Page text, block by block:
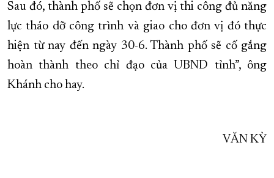
Sau đó, thành phố sẽ chọn đơn vị thi công đủ năng
lực tháo dỡ công trình và giao cho đơn vị đó thực
hiện từ nay đến ngày 30-6. Thành phố sẽ cố gắng
hoàn thành theo chỉ đạo của UBND tỉnh”, ông
Khánh cho hay.
VĂN KỲ